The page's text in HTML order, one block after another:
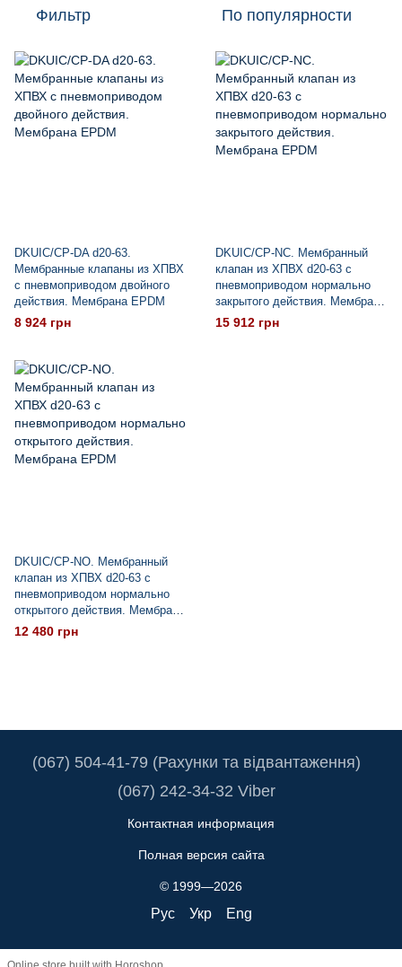
Фильтр По популярности
DKUIC/CP-DA d20-63.
Мембранные клапаны из ХПВХ
с пневмоприводом двойногo
действия. Мембрана EPDM
8 924 грн
DKUIC/CP-NC. Мембранный
клапан из ХПВХ d20-63 с
пневмоприводом нормально
закрытого действия. Мембрана
EPDM
15 912 грн
DKUIC/CP-NO. Мембранный
клапан из ХПВХ d20-63 с
пневмоприводом нормально
открытого действия. Мембрана
EPDM
12 480 грн
(067) 504-41-79 (Рахунки та відвантаження)
(067) 242-34-32 Viber
Контактная информация
Полная версия сайта
© 1999—2026
Рус Укр Eng